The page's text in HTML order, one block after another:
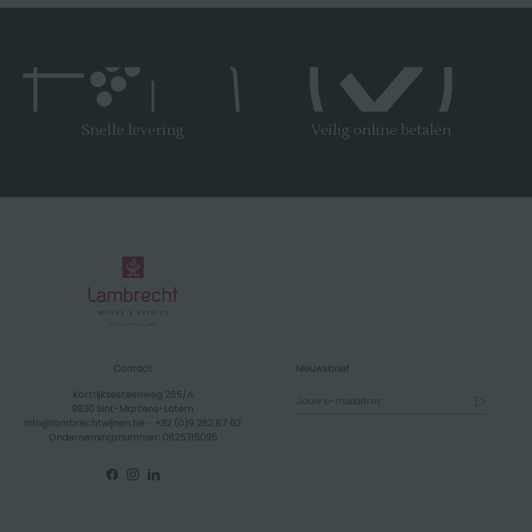
Snelle levering Veilig online betalen
Contact
Kortrijksesteenweg 265/A
9830 Sint-Martens-Latem
info@lambrechtwijnen.be - +32 (0)9 282 87 62
Ondernemingsnummer: 0825315095
Volg
ons
Volg
ons
Volg
ons
Nieuwsbrief